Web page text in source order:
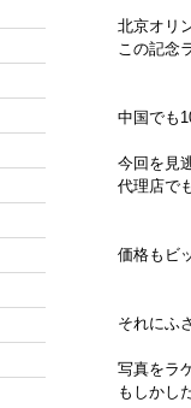
北京オリ
この記念
中国でも
今回を見
代理店で
価格もビ
それにふ
写真をラ
もしかし